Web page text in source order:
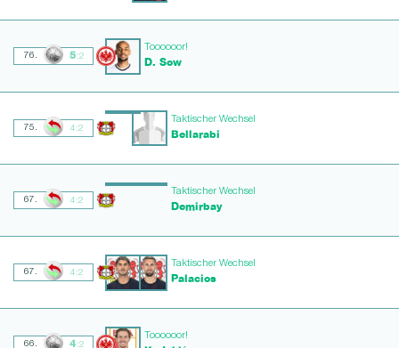
76. 5 :2
Toooooor!
D. Sow
75. 4:2
Taktischer Wechsel
Bellarabi
67. 4:2
Taktischer Wechsel
Demirbay
67. 4:2
Taktischer Wechsel
Palacios
66. 4 :2
Toooooor!